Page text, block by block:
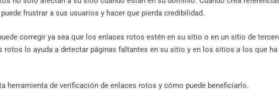
frustrar a sus usuarios y hacer que pierda credibilidad.
corregir ya sea que los enlaces rotos estén en su sitio o en un sitio de
rotos lo ayuda a detectar páginas faltantes en su sitio y en los sitios a los que ha
herramienta de verificación de enlaces rotos y cómo puede beneficiarlo.